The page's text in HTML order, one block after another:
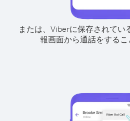
または、Viberに保存されてい
報画面から通話をするこ